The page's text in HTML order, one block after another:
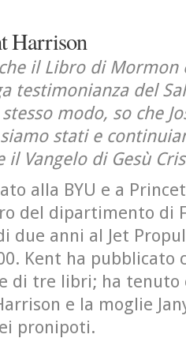
Harrison
che il Libro di
testimonianza del
modo, so che
stati e
il Vangelo di Gesù
alla BYU e a
del dipartimento di
due anni al Jet
Kent ha pubblicato
di tre libri; ha tenuto
e la moglie
pronipoti.